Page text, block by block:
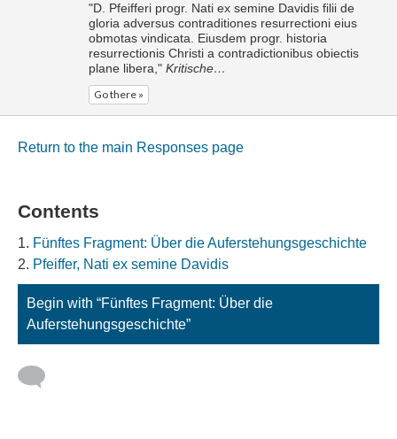
"D. Pfeifferi progr. Nati ex semine Davidis filii de
gloria adversus contraditiones resurrectioni eius
obmotas vindicata. Eiusdem progr. historia
resurrectionis Christi a contradictionibus obiectis
plane libera," Kritische…
Go there »
Return to the main Responses page
Contents
Fünftes Fragment: Über die Auferstehungsgeschichte
Pfeiffer, Nati ex semine Davidis
Begin with “Fünftes Fragment: Über die
Auferstehungsgeschichte”